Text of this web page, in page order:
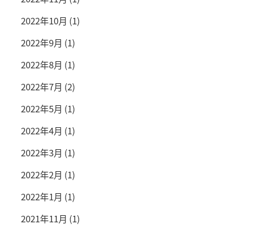
2022年10月 (1)
2022年9月 (1)
2022年8月 (1)
2022年7月 (2)
2022年5月 (1)
2022年4月 (1)
2022年3月 (1)
2022年2月 (1)
2022年1月 (1)
2021年11月 (1)